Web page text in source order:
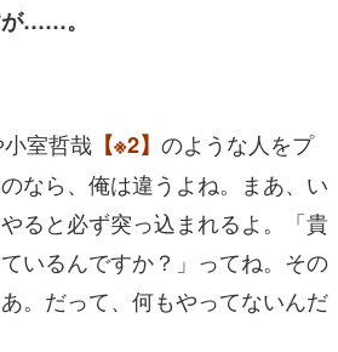
が……。
室哲哉 【※2】 のような人をプ
なら、俺は違うよね。まあ、い
ると必ず突っ込まれるよ。「貴
いるんですか？」ってね。その
。だって、何もやってないんだ